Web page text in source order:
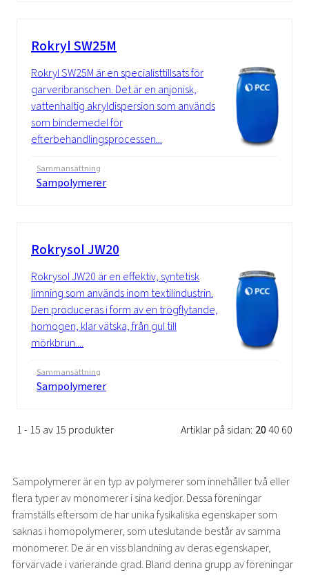
Rokryl SW25M
Rokryl SW25M är en specialisttillsats för
garveribranschen. Det är en anjonisk,
vattenhaltig akryldispersion som används
som bindemedel för
efterbehandlingsprocessen...
Sammansättning
Sampolymerer
Rokrysol JW20
Rokrysol JW20 är en effektiv, syntetisk
limning som används inom textilindustrin.
Den produceras i form av en trögflytande,
homogen, klar vätska, från gul till
mörkbrun....
Sammansättning
Sampolymerer
1 - 15 av 15 produkter Artiklar på sidan: 2040 60
Sampolymerer är en typ av polymerer som innehåller två eller
flera typer av monomerer i sina kedjor. Dessa föreningar
framställs eftersom de har unika fysikaliska egenskaper som
saknas i homopolymerer, som uteslutande består av samma
monomerer. De är en viss blandning av deras egenskaper,
förvärvade i varierande grad. Bland denna grupp av föreningar